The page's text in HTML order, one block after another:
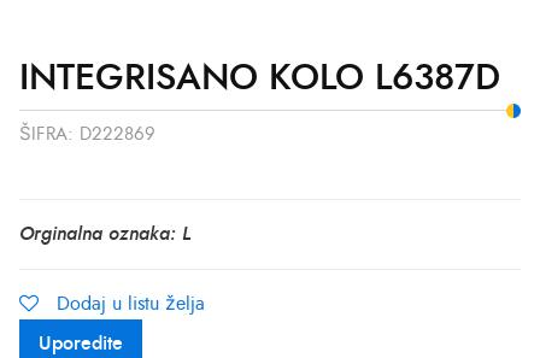
INTEGRISANO KOLO L6387D
ŠIFRA: D222869
Orginalna oznaka: L
Dodaj u listu želja
Uporedite